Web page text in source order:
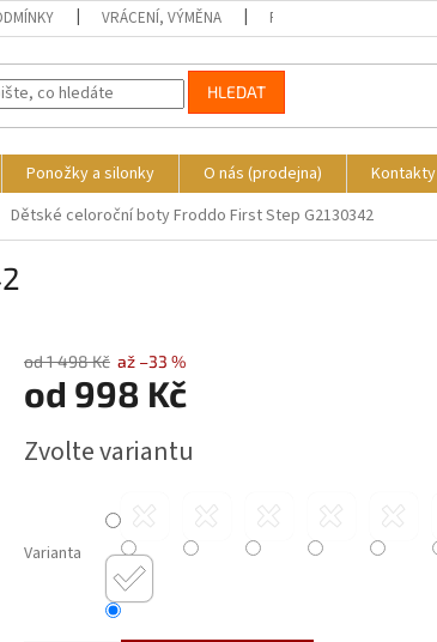
VRÁCENÍ, VÝMĚNA REKLAMACE
HLEDAT
Ponožky a silonky O nás (prodejna) Kontakty
Dětské celoroční boty Froddo First Step G2130342
od 1 498 Kč až –33 %
od 998 Kč
cena:
Zvolte variantu
Varianta